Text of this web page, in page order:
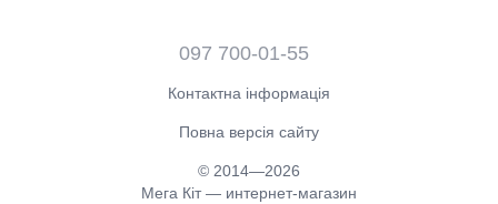
097 700-01-55
Контактна інформація
Повна версія сайту
© 2014—2026
Мега Кіт — интернет-магазин